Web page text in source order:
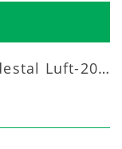
Aquecedor Infravermelho Pedestal Luft-20000